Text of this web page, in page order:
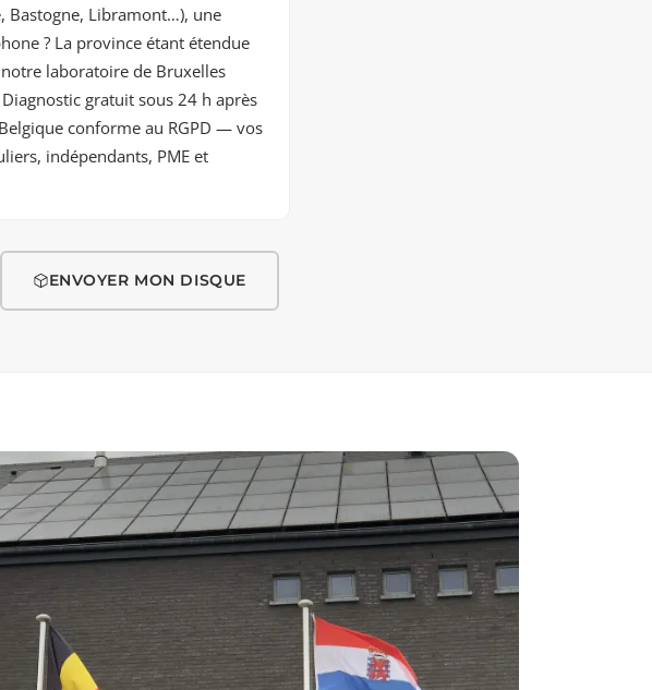
Bastogne, Libramont…), une
? La province étant étendue
laboratoire de Bruxelles
gratuit sous 24 h après
conforme au RGPD — vos
indépendants, PME et
ENVOYER MON DISQUE